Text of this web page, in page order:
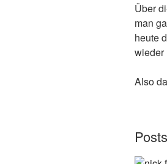
Über
man
heute
wieder
Also